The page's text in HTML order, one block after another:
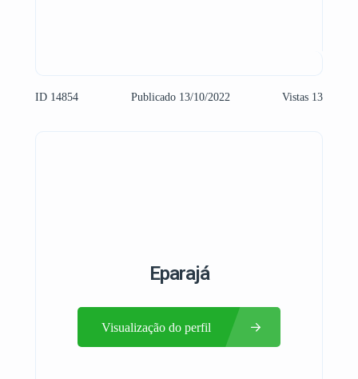
ID 14854 Publicado 13/10/2022 Vistas 13
Eparajá
Visualização do perfil